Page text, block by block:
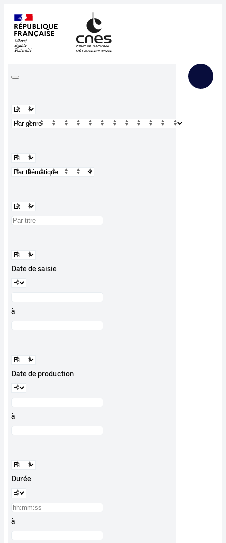
Date de saisie
à
Date de production
à
Durée
à